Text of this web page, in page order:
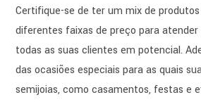
Certifique-se de ter um mix de
diferentes faixas de preço para atender
todas as suas clientes em potencial.
das ocasiões especiais para as quais
semijoias, como casamentos, festas e